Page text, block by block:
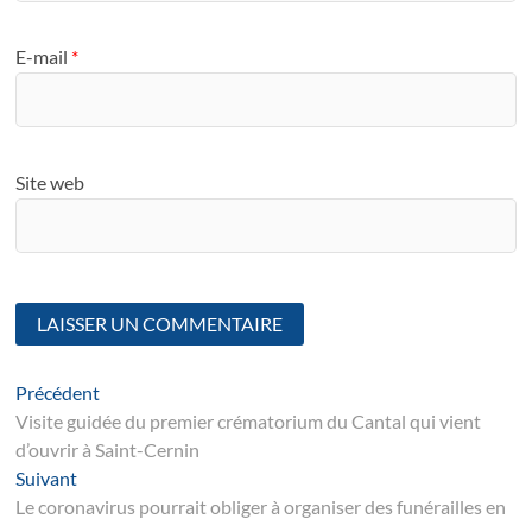
E-mail *
Site web
Navigation
de
l’article
PrécédentArticle
suivant
Visite guidée du premier crématorium du Cantal qui vient
d’ouvrir à Saint-Cernin
SuivantSuivant
post:
Le coronavirus pourrait obliger à organiser des funérailles en